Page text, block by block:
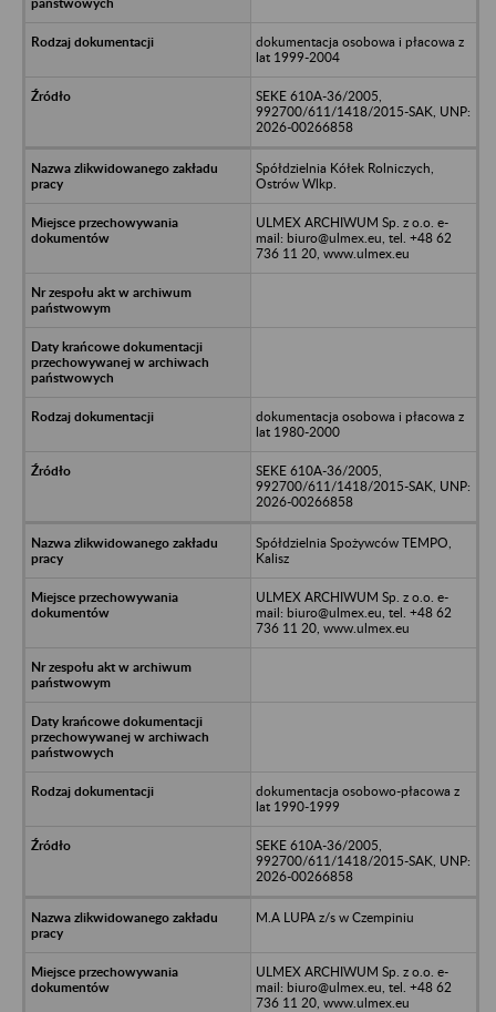
dokumentacja osobowa i płacowa z
lat 1999-2004
SEKE 610A-36/2005,
992700/611/1418/2015-SAK, UNP:
2026-00266858
Spółdzielnia Kółek Rolniczych,
Ostrów Wlkp.
ULMEX ARCHIWUM Sp. z o.o. e-
mail: biuro@ulmex.eu, tel. +48 62
736 11 20, www.ulmex.eu
dokumentacja osobowa i płacowa z
lat 1980-2000
SEKE 610A-36/2005,
992700/611/1418/2015-SAK, UNP:
2026-00266858
Spółdzielnia Spożywców TEMPO,
Kalisz
ULMEX ARCHIWUM Sp. z o.o. e-
mail: biuro@ulmex.eu, tel. +48 62
736 11 20, www.ulmex.eu
dokumentacja osobowo-płacowa z
lat 1990-1999
SEKE 610A-36/2005,
992700/611/1418/2015-SAK, UNP:
2026-00266858
M.A LUPA z/s w Czempiniu
ULMEX ARCHIWUM Sp. z o.o. e-
mail: biuro@ulmex.eu, tel. +48 62
736 11 20, www.ulmex.eu